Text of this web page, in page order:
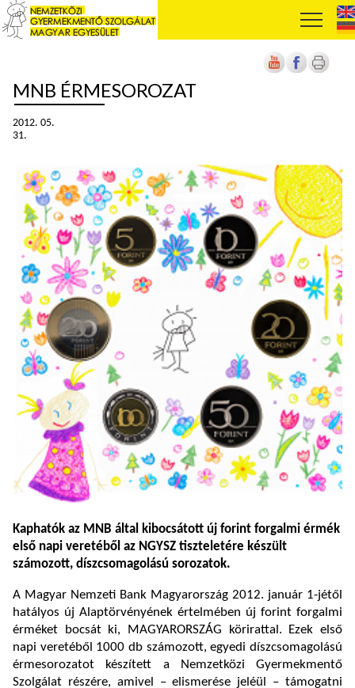
MNB ÉRMESOROZAT
2012. 05.
31.
Kaphatók az MNB által kibocsátott új forint forgalmi érmék
első napi veretéből az NGYSZ tiszteletére készült
számozott, díszcsomagolású sorozatok.
A Magyar Nemzeti Bank Magyarország 2012. január 1-jétől
hatályos új Alaptörvényének értelmében új forint forgalmi
érméket bocsát ki, MAGYARORSZÁG körirattal. Ezek első
napi veretéből 1000 db számozott, egyedi díszcsomagolású
érmesorozatot készített a Nemzetközi Gyermekmentő
Szolgálat részére, amivel – elismerése jeléül – támogatni